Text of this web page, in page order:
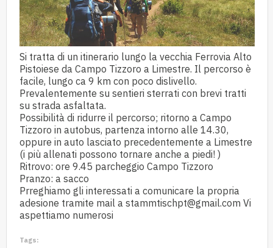
Si tratta di un itinerario lungo la vecchia Ferrovia Alto
Pistoiese da Campo Tizzoro a Limestre. Il percorso è
facile, lungo ca 9 km con poco dislivello.
Prevalentemente su sentieri sterrati con brevi tratti
su strada asfaltata.
Possibilità di ridurre il percorso; ritorno a Campo
Tizzoro in autobus, partenza intorno alle 14.30,
oppure in auto lasciato precedentemente a Limestre
(i più allenati possono tornare anche a piedi! )
Ritrovo: ore 9.45 parcheggio Campo Tizzoro
Pranzo: a sacco
Prreghiamo gli interessati a comunicare la propria
adesione tramite mail a stammtischpt@gmail.com Vi
aspettiamo numerosi
Tags: